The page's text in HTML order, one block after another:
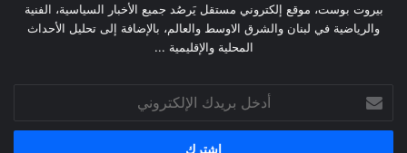
بيروت بوست، موقع إلكتروني مستقل يَرصُد جميع الأخبار السياسية، الفنية
والرياضية في لبنان والشرق الاوسط والعالم، بالإضافة إلى تحليل الأحداث
المحلية والإقليمية ...
بريدك
الإلكتروني